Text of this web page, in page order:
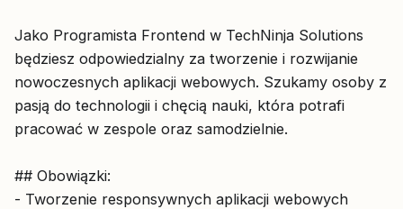
Jako Programista Frontend w TechNinja Solutions
będziesz odpowiedzialny za tworzenie i rozwijanie
nowoczesnych aplikacji webowych. Szukamy osoby z
pasją do technologii i chęcią nauki, która potrafi
pracować w zespole oraz samodzielnie.
## Obowiązki:
- Tworzenie responsywnych aplikacji webowych